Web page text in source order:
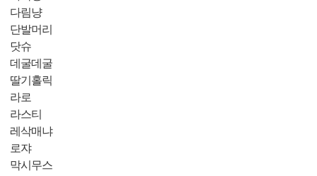
다림냥
단발머리
닷슈
데굴데굴
딸기홀릭
라로
라스티
레삭매냐
로쟈
막시무스